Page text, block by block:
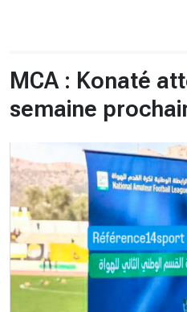
MCA : Konaté
semaine